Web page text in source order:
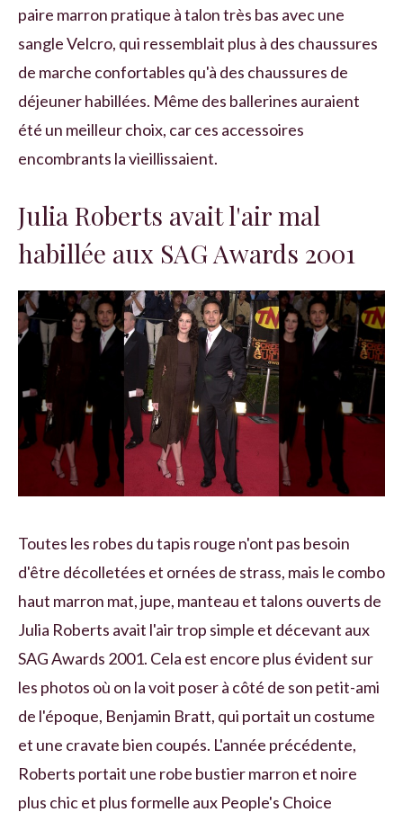
paire marron pratique à talon très bas avec une
sangle Velcro, qui ressemblait plus à des chaussures
de marche confortables qu'à des chaussures de
déjeuner habillées. Même des ballerines auraient
été un meilleur choix, car ces accessoires
encombrants la vieillissaient.
Julia Roberts avait l'air mal
habillée aux SAG Awards 2001
Toutes les robes du tapis rouge n'ont pas besoin
d'être décolletées et ornées de strass, mais le combo
haut marron mat, jupe, manteau et talons ouverts de
Julia Roberts avait l'air trop simple et décevant aux
SAG Awards 2001. Cela est encore plus évident sur
les photos où on la voit poser à côté de son petit-ami
de l'époque, Benjamin Bratt, qui portait un costume
et une cravate bien coupés. L'année précédente,
Roberts portait une robe bustier marron et noire
plus chic et plus formelle aux People's Choice